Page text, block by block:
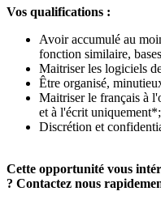
Vos qualifications :
Avoir accumulé au
fonction similaire,
Maitriser les logiciels
Être organisé,
Maitriser le français à
et à l'écrit uniquement*;
Discrétion et
Cette opportunité vous
? Contactez nous